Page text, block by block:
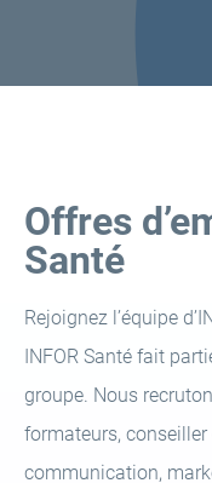
Offres
Santé
Rejoignez l’équipe
INFOR Santé fait
groupe. Nous
formateurs,
communication,